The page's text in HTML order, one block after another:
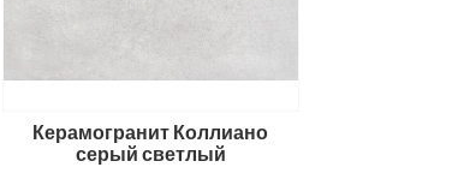
Керамогранит Коллиано
серый светлый